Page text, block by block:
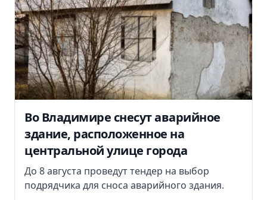
Во Владимире снесут аварийное
здание, расположенное на
центральной улице города
До 8 августа проведут тендер на выбор
подрядчика для сноса аварийного здания.